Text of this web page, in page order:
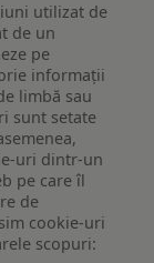
utilizat de
de un
pe
informații
limbă sau
sunt setate
uri dintr-un
pe care îl
de
cookie-uri
scopuri: